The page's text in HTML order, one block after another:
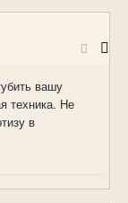
вашу
техника. Не
в